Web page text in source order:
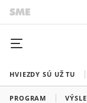
HVIEZDY SÚ UŽ TU
PROGRAM